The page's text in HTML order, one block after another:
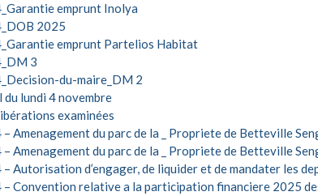
emprunt Inolya
2025
emprunt Partelios Habitat
3
du-maire_DM 2
du lundi 4 novembre
examinées
Amenagement du parc de la _ Propriete de Betteville
Amenagement du parc de la _ Propriete de Betteville
Autorisation d’engager, de liquider et de mandater les
Convention relative a la participation financiere 2025